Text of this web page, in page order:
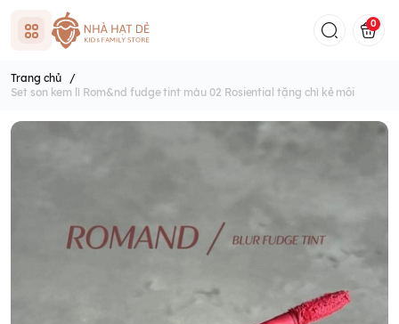
0
Trang chủ
/
Set son kem lì Rom&nd fudge tint màu 02 Rosiential tặng chì kẻ môi